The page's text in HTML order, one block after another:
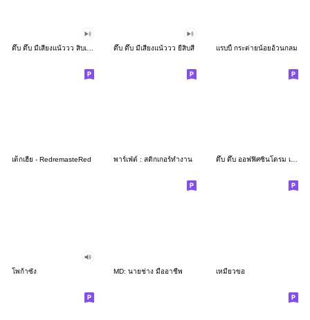
ดึ๊บ ดึ๊บ มีเสียงแน้ววว ยี่สิบสี่ แรบบี้ กระต่ายน้อยอ้วนกลม
เด็กเฮีย - RedremasteRed พาร์เฟ่ต์ : สติกเกอร์ทำงาน ดึ๊บ ดึ๊บ ออฟฟิศซินโดรม เจ็ด
โพก้าซัง MD: นายช่าง มืออาชีพ เหมียวขอ